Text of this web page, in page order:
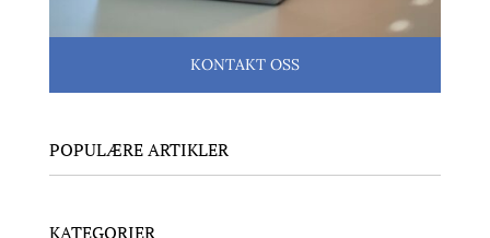
KONTAKT OSS
POPULÆRE ARTIKLER
KATEGORIER